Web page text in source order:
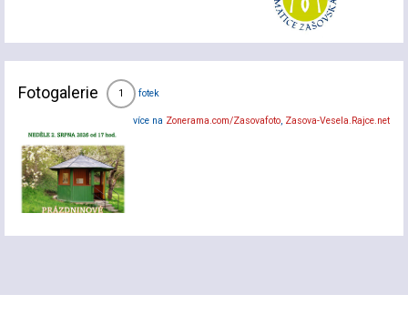
Fotogalerie 1 fotek
více na Zonerama.com/Zasovafoto, Zasova-Vesela.Rajce.net